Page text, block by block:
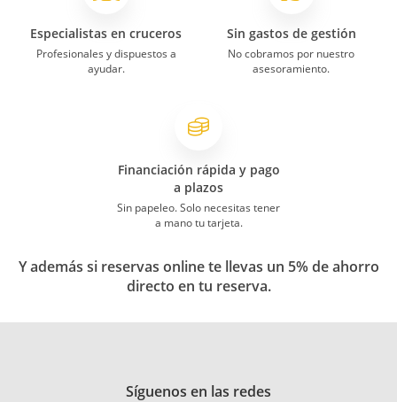
Especialistas en cruceros
Profesionales y dispuestos a
ayudar.
Sin gastos de gestión
No cobramos por nuestro
asesoramiento.
Financiación rápida y pago
a plazos
Sin papeleo. Solo necesitas tener
a mano tu tarjeta.
Y además si reservas online te llevas un 5% de ahorro
directo en tu reserva.
Síguenos en las redes